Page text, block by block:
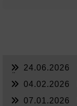
24.06.2026
04.02.2026
07.01.2026